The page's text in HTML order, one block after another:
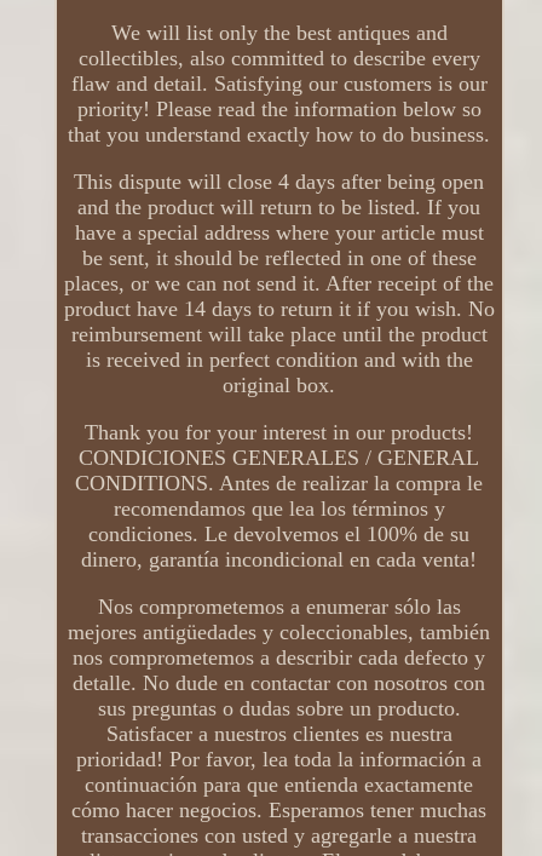
We will list only the best antiques and
collectibles, also committed to describe every
flaw and detail. Satisfying our customers is our
priority! Please read the information below so
that you understand exactly how to do business.
This dispute will close 4 days after being open
and the product will return to be listed. If you
have a special address where your article must
be sent, it should be reflected in one of these
places, or we can not send it. After receipt of the
product have 14 days to return it if you wish. No
reimbursement will take place until the product
is received in perfect condition and with the
original box.
Thank you for your interest in our products!
CONDICIONES GENERALES / GENERAL
CONDITIONS. Antes de realizar la compra le
recomendamos que lea los términos y
condiciones. Le devolvemos el 100% de su
dinero, garantía incondicional en cada venta!
Nos comprometemos a enumerar sólo las
mejores antigüedades y coleccionables, también
nos comprometemos a describir cada defecto y
detalle. No dude en contactar con nosotros con
sus preguntas o dudas sobre un producto.
Satisfacer a nuestros clientes es nuestra
prioridad! Por favor, lea toda la información a
continuación para que entienda exactamente
cómo hacer negocios. Esperamos tener muchas
transacciones con usted y agregarle a nuestra